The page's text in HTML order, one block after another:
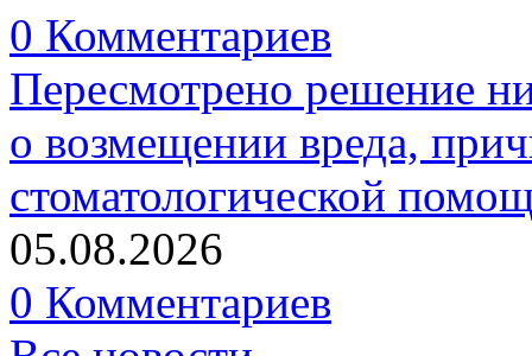
0 Комментариев
Пересмотрено решение
о возмещении вреда,
стоматологической
05.08.2026
0 Комментариев